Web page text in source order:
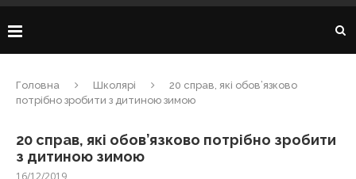
Головна Школярі
20 справ, які обов’язково
потрібно зробити з дитиною зимою
20 справ, які обов’язково потрібно зробити
з дитиною зимою
16/12/2019